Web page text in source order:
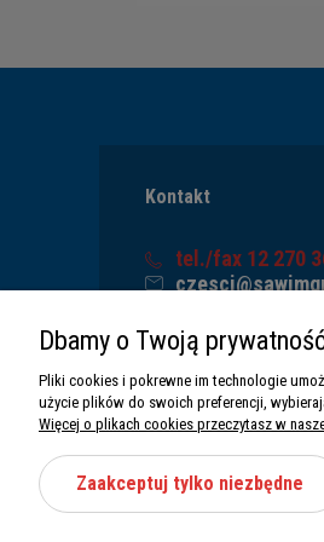
Kontakt
tel./fax 12 270
32-080 Zabierzów
NIP: 5130284470
REGON: 5246591010
Dbamy o Twoją
Pliki cookies i pokrewne im technologie
użycie plików do swoich preferencji,
Więcej o plikach cookies przeczytasz w
Zaakceptuj tylko niezbędne